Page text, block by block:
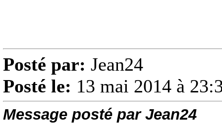
Posté par: Jean24
Posté le: 13 mai 2014 à
Message posté par Jean24